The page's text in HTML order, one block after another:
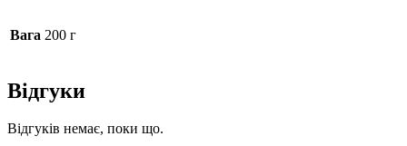
Вага 200 г
Відгуки
Відгуків немає, поки що.